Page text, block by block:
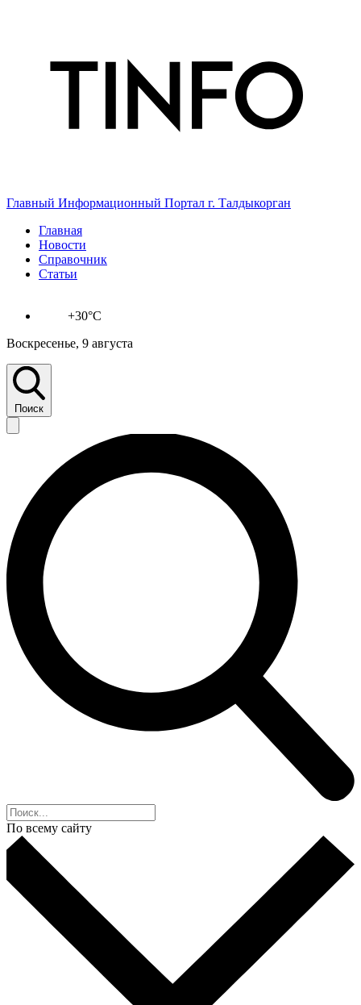
Главный Информационный Портал г. Талдыкорган
Главная
Новости
Справочник
Статьи
+30°C
Воскресенье, 9 августа
Поиск
По всему сайту